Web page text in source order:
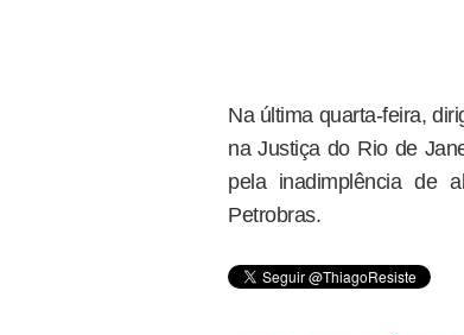
Na última quarta-feira,
na Justiça do Rio de
pela inadimplência de
Petrobras.